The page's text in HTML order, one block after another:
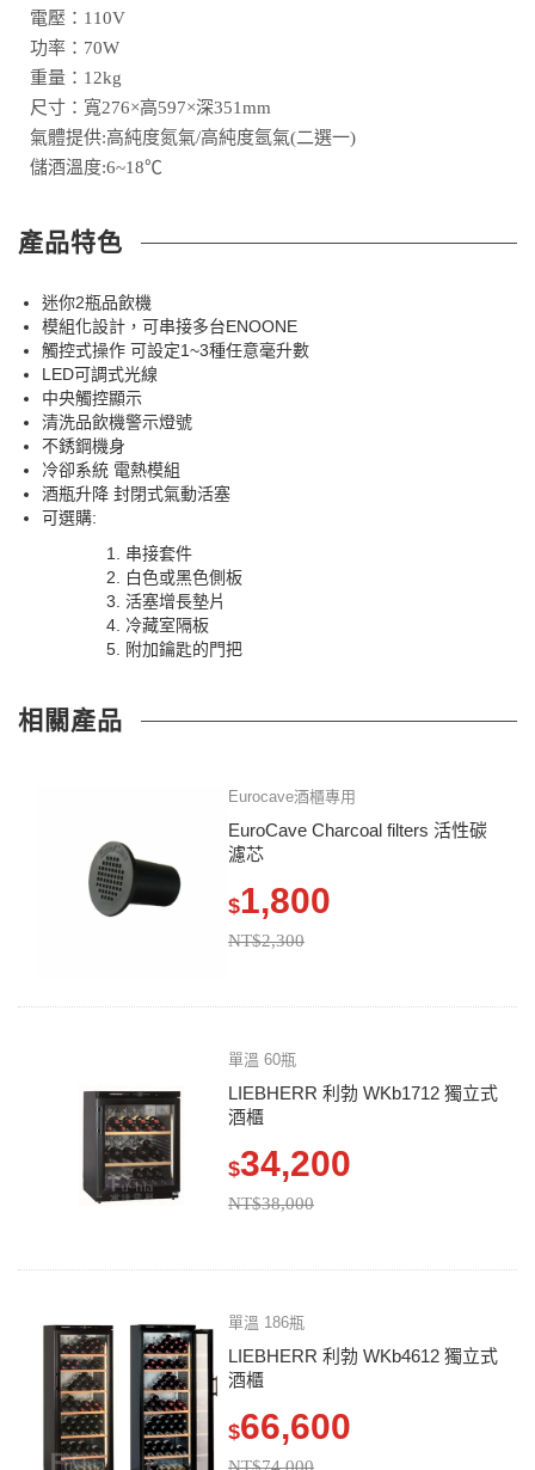
電壓：110V
功率：70W
重量：12kg
尺寸：寬276×高597×深351mm
氣體提供:高純度氮氣/高純度氬氣(二選一)
儲酒溫度:6~18℃
產品特色
迷你2瓶品飲機
模組化設計，可串接多台ENOONE
觸控式操作 可設定1~3種任意毫升數
LED可調式光線
中央觸控顯示
清洗品飲機警示燈號
不銹鋼機身
冷卻系統 電熱模組
酒瓶升降 封閉式氣動活塞
可選購:
串接套件
白色或黑色側板
活塞增長墊片
冷藏室隔板
附加鑰匙的門把
相關產品
Eurocave酒櫃專用
EuroCave Charcoal filters 活性碳
濾芯
$1,800
NT$2,300
單溫 60瓶
LIEBHERR 利勃 WKb1712 獨立式
酒櫃
$34,200
NT$38,000
單溫 186瓶
LIEBHERR 利勃 WKb4612 獨立式
酒櫃
$66,600
NT$74,000